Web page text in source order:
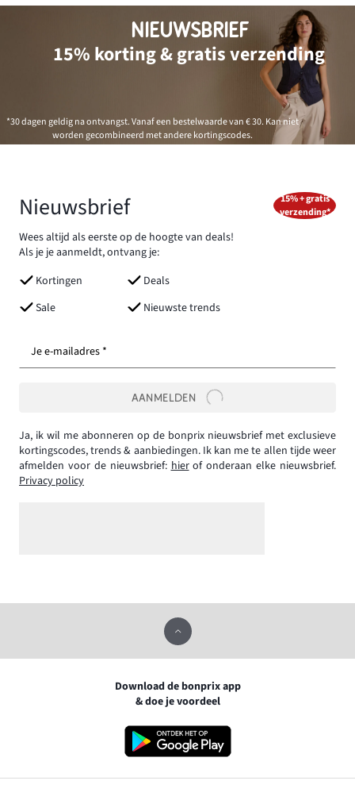
NIEUWSBRIEF
15% korting & gratis verzending
*30 dagen geldig na ontvangst. Vanaf een bestelwaarde van € 30. Kan niet
worden gecombineerd met andere kortingscodes.
Nieuwsbrief
Wees altijd als eerste op de hoogte van deals!
Als je je aanmeldt, ontvang je:
Kortingen
Deals
Sale
Nieuwste trends
15% + gratis
verzending*
Je e-mailadres *
AANMELDEN
Ja, ik wil me abonneren op de bonprix nieuwsbrief met exclusieve
kortingscodes, trends & aanbiedingen. Ik kan me te allen tijde weer
afmelden voor de nieuwsbrief: hierof onderaan elke nieuwsbrief.
Privacy policy
Download de bonprix app
& doe je voordeel